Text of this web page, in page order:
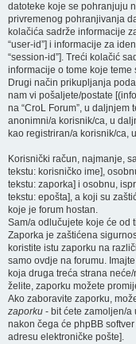
datoteke koje se pohranjuju
privremenog pohranjivanja
kolačića sadrže informacije
“user-id”] i informacije za
“session-id”]. Treći kolačić
informacije o tome koje teme
Drugi način prikupljanja
nam vi pošaljete/postate
na “CroL Forum”, u
anonimni/a korisnik/ca, u
kao registriran/a korisnik/ca,
Korisnički račun, najmanje,
tekstu: korisničko ime],
tekstu: zaporka] i osobnu,
tekstu: epošta], a koji su
koje je forum hostan.
Sam/a odlučujete koje će od
Zaporka je zaštićena
koristite istu zaporku na
samo ovdje na forumu.
koja druga treća strana
želite, zaporku možete
Ako zaboravite zaporku,
zaporku - bit ćete zamoljen/a
nakon čega će phpBB
adresu elektroničke pošte].